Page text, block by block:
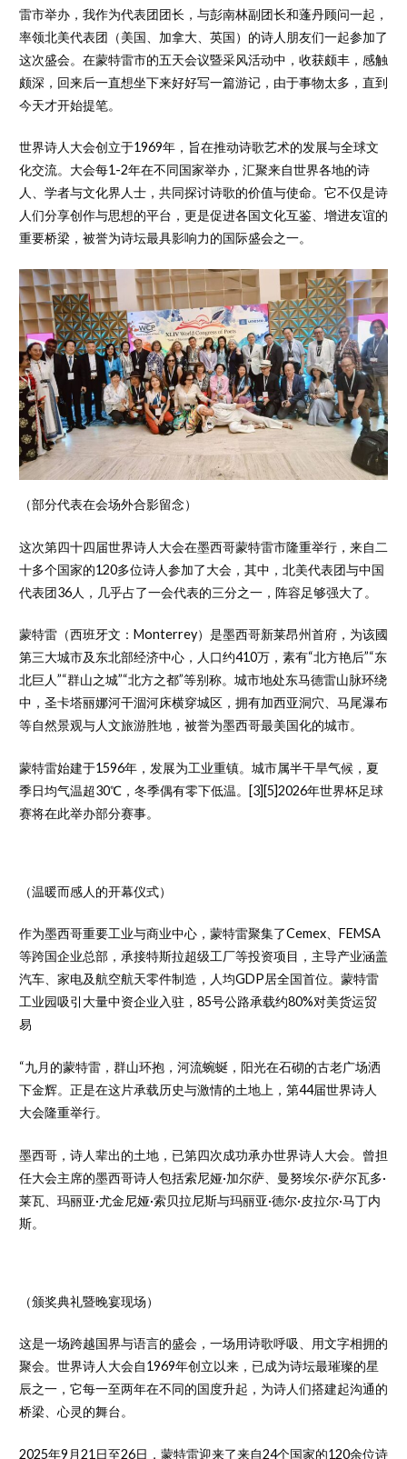
雷市举办，我作为代表团团长，与彭南林副团长和蓬丹顾问一起，
率领北美代表团（美国、加拿大、英国）的诗人朋友们一起参加了
这次盛会。在蒙特雷市的五天会议暨采风活动中，收获颇丰，感触
颇深，回来后一直想坐下来好好写一篇游记，由于事物太多，直到
今天才开始提笔。
世界诗人大会创立于1969年，旨在推动诗歌艺术的发展与全球文
化交流。大会每1-2年在不同国家举办，汇聚来自世界各地的诗
人、学者与文化界人士，共同探讨诗歌的价值与使命。它不仅是诗
人们分享创作与思想的平台，更是促进各国文化互鉴、增进友谊的
重要桥梁，被誉为诗坛最具影响力的国际盛会之一。
（部分代表在会场外合影留念）
这次第四十四届世界诗人大会在墨西哥蒙特雷市隆重举行，来自二
十多个国家的120多位诗人参加了大会，其中，北美代表团与中国
代表团36人，几乎占了一会代表的三分之一，阵容足够强大了。
蒙特雷（西班牙文：Monterrey）是墨西哥新莱昂州首府，为该國
第三大城市及东北部经济中心，人口约410万，素有“北方艳后”“东
北巨人”“群山之城”“北方之都”等别称。城市地处东马德雷山脉环绕
中，圣卡塔丽娜河干涸河床横穿城区，拥有加西亚洞穴、马尾瀑布
等自然景观与人文旅游胜地，被誉为墨西哥最美国化的城市。
蒙特雷始建于1596年，发展为工业重镇。城市属半干旱气候，夏
季日均气温超30℃，冬季偶有零下低温。[3][5]2026年世界杯足球
赛将在此举办部分赛事。
（温暖而感人的开幕仪式）
作为墨西哥重要工业与商业中心，蒙特雷聚集了Cemex、FEMSA
等跨国企业总部，承接特斯拉超级工厂等投资项目，主导产业涵盖
汽车、家电及航空航天零件制造，人均GDP居全国首位。蒙特雷
工业园吸引大量中资企业入驻，85号公路承载约80%对美货运贸
易
“九月的蒙特雷，群山环抱，河流蜿蜒，阳光在石砌的古老广场洒
下金辉。正是在这片承载历史与激情的土地上，第44届世界诗人
大会隆重举行。
墨西哥，诗人辈出的土地，已第四次成功承办世界诗人大会。曾担
任大会主席的墨西哥诗人包括索尼娅·加尔萨、曼努埃尔·萨尔瓦多·
莱瓦、玛丽亚·尤金尼娅·索贝拉尼斯与玛丽亚·德尔·皮拉尔·马丁内
斯。
（颁奖典礼暨晚宴现场）
这是一场跨越国界与语言的盛会，一场用诗歌呼吸、用文字相拥的
聚会。世界诗人大会自1969年创立以来，已成为诗坛最璀璨的星
辰之一，它每一至两年在不同的国度升起，为诗人们搭建起沟通的
桥梁、心灵的舞台。
2025年9月21日至26日，蒙特雷迎来了来自24个国家的120余位诗